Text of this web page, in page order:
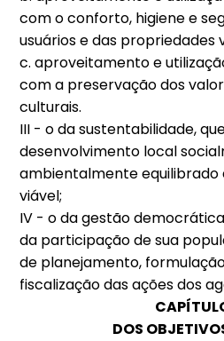
com o conforto, higiene e
usuários e das propriedades
c. aproveitamento e
com a preservação dos
culturais.
III - o da sustentabilidade,
desenvolvimento local
ambientalmente
viável;
IV - o da gestão
da participação de sua
de planejamento,
fiscalização das ações dos
DOS